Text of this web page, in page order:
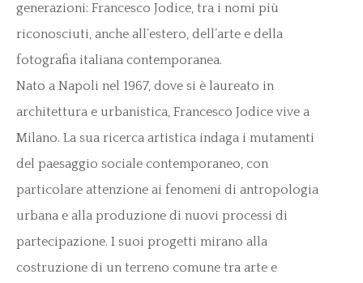
generazioni: Francesco Jodice, tra i nomi più
riconosciuti, anche all’estero, dell’arte e della
fotografia italiana contemporanea.
Nato a Napoli nel 1967, dove si è laureato in
architettura e urbanistica, Francesco Jodice vive a
Milano. La sua ricerca artistica indaga i mutamenti
del paesaggio sociale contemporaneo, con
particolare attenzione ai fenomeni di antropologia
urbana e alla produzione di nuovi processi di
partecipazione. I suoi progetti mirano alla
costruzione di un terreno comune tra arte e